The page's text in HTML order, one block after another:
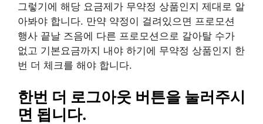
그렇기에 해당 요금제가 무약정 상품인지 제대로 알
아봐야 합니다. 만약 약정이 걸려있으면 프로모션
행사 끝날 즈음에 다른 프로모션으로 갈아탈 수가
없고 기본요금까지 내야 하기에 무약정 상품인지 한
번 더 체크를 해야 합니다.
한번 더 로그아웃 버튼을 눌러주시
면 됩니다.